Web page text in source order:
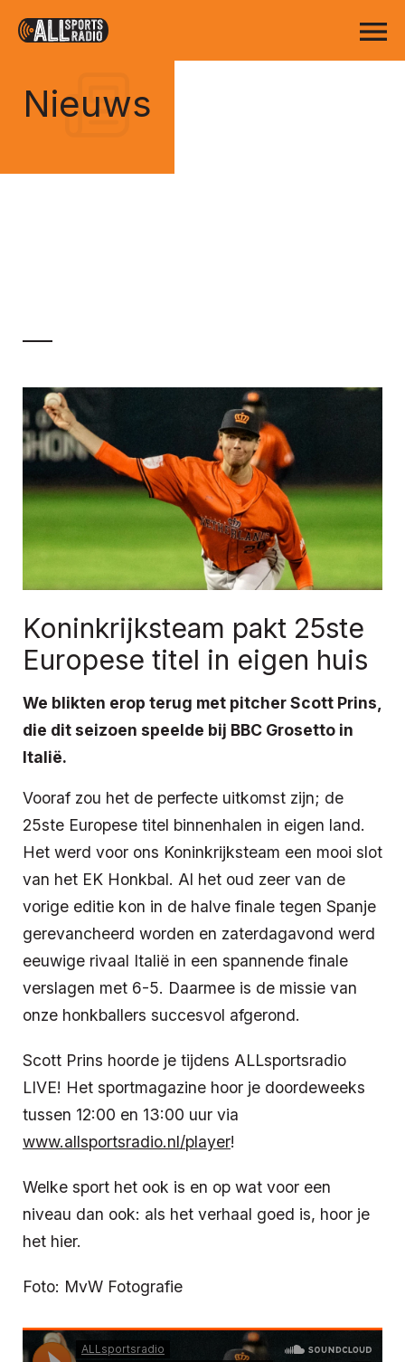
Nieuws
Koninkrijksteam pakt 25ste
Europese titel in eigen huis
We blikten erop terug met pitcher Scott Prins,
die dit seizoen speelde bij BBC Grosetto in
Italië.
Vooraf zou het de perfecte uitkomst zijn; de
25ste Europese titel binnenhalen in eigen land.
Het werd voor ons Koninkrijksteam een mooi slot
van het EK Honkbal. Al het oud zeer van de
vorige editie kon in de halve finale tegen Spanje
gerevancheerd worden en zaterdagavond werd
eeuwige rivaal Italië in een spannende finale
verslagen met 6-5. Daarmee is de missie van
onze honkballers succesvol afgerond.
Scott Prins hoorde je tijdens ALLsportsradio
LIVE! Het sportmagazine hoor je doordeweeks
tussen 12:00 en 13:00 uur via
www.allsportsradio.nl/player!
Welke sport het ook is en op wat voor een
niveau dan ook: als het verhaal goed is, hoor je
het hier.
Foto: MvW Fotografie